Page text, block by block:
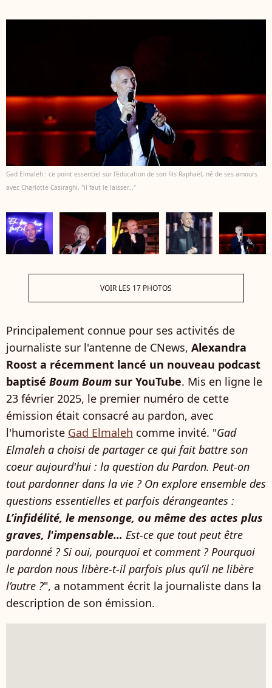
Gad Elmaleh : ce point essentiel sur l'éducation de son fils Raphaël, né de ses amours
avec Charlotte Casiraghi, "il faut le laisser..."
VOIR LES 17 PHOTOS
Principalement connue pour ses activités de
journaliste sur l'antenne de CNews, Alexandra
Roost a récemment lancé un nouveau podcast
baptisé Boum Boum sur YouTube. Mis en ligne le
23 février 2025, le premier numéro de cette
émission était consacré au pardon, avec
l'humoriste Gad Elmaleh comme invité. "Gad
Elmaleh a choisi de partager ce qui fait battre son
coeur aujourd'hui : la question du Pardon. Peut-on
tout pardonner dans la vie ? On explore ensemble des
questions essentielles et parfois dérangeantes :
L’infidélité, le mensonge, ou même des actes plus
graves, l'impensable… Est-ce que tout peut être
pardonné ? Si oui, pourquoi et comment ? Pourquoi
le pardon nous libère-t-il parfois plus qu’il ne libère
l’autre ?", a notamment écrit la journaliste dans la
description de son émission.